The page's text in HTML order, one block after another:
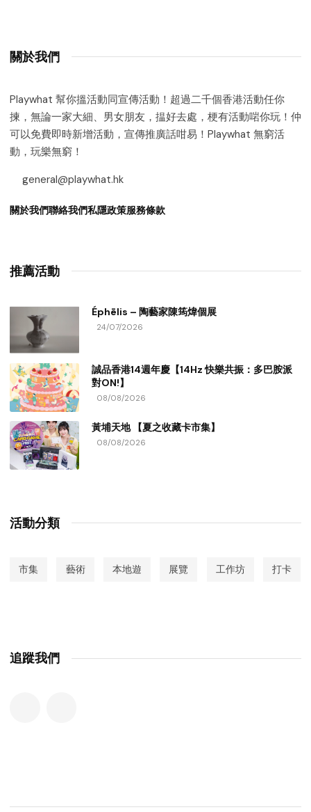
關於我們
Playwhat 幫你搵活動同宣傳活動！超過二千個香港活動任你
揀，無論一家大細、男女朋友，揾好去處，梗有活動啱你玩！仲
可以免費即時新增活動，宣傳推廣話咁易！Playwhat 無窮活
動，玩樂無窮！
general@playwhat.hk
關於我們聯絡我們私隱政策服務條款
推薦活動
Éphēlis – 陶藝家陳筠煒個展
24/07/2026
誠品香港14週年慶【14Hz 快樂共振：多巴胺派
對ON!】
08/08/2026
黃埔天地 【夏之收藏卡市集】
08/08/2026
活動分類
市集 藝術 本地遊 展覽 工作坊 打卡
追蹤我們